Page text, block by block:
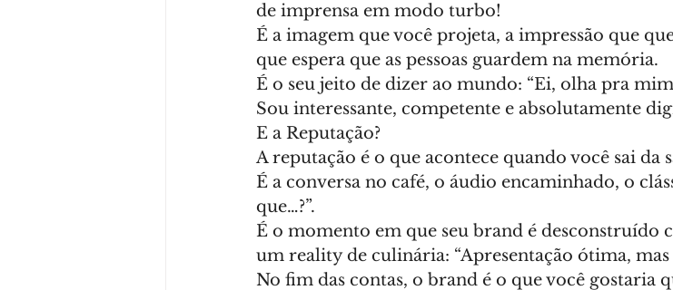
de imprensa em modo turbo!
É a imagem que você projeta, a impressão que
que espera que as pessoas guardem na memória.
É o seu jeito de dizer ao mundo: “Ei, olha pra
Sou interessante, competente e absolutamente
E a Reputação?
A reputação é o que acontece quando você sai da
É a conversa no café, o áudio encaminhado, o
que…?”.
É o momento em que seu brand é
um reality de culinária: “Apresentação ótima,
No fim das contas, o brand é o que você gostaria